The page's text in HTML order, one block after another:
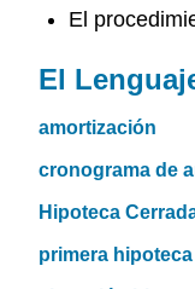
El
El
amortización
cronograma de
Hipoteca
primera hipoteca